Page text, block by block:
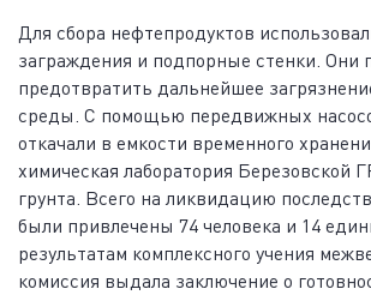
Для сбора нефтепродуктов
заграждения и подпорные стенки. Они
предотвратить дальнейшее
среды. С помощью передвижных
откачали в емкости временного
химическая лаборатория Березовской
грунта. Всего на ликвидацию
были привлечены 74 человека и 14
результатам комплексного учения
комиссия выдала заключение о